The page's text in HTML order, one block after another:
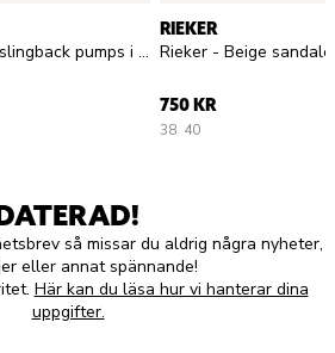
Dasia - Verbena - Beige slingback pumps i mocka
RIEKER
Rieker - Beige
750 KR
38 40
så missar du aldrig några nyheter,
eller annat spännande!
Här kan du läsa hur vi hanterar dina
uppgifter.